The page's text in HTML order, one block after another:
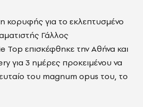
κορυφής για το εκλεπτυσμένο
Γάλλος
Top επισκέφθηκε την Αθήνα και
για 3 ημέρες προκειμένου να
του magnum opus του, το